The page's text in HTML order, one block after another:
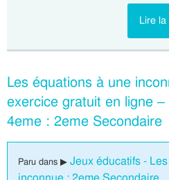
Lire la
Les équations à une
exercice gratuit en ligne
4eme : 2eme Secondaire
Paru dans ▶ Jeux éducatifs -